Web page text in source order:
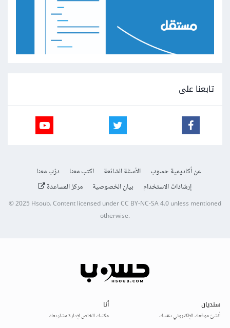
تابعنا على
عن أكاديمية حسوب الأسئلة الشائعة اكتب معنا
درّب معنا
إرشادات الاستخدام
بيان الخصوصية مركز المساعدة
© 2025Hsoub.Content licensed underCC BY-NC-SA 4.0unless mentioned
otherwise.